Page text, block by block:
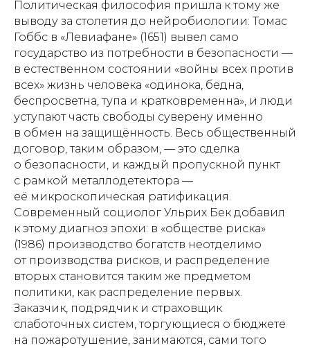
Политическая философия пришла к тому же
выводу за столетия до нейробиологии: Томас
Гоббс в «Левиафане» (1651) вывел само
государство из потребности в безопасности —
в естественном состоянии «войны всех против
всех» жизнь человека «одинока, бедна,
беспросветна, тупа и кратковременна», и люди
уступают часть свободы суверену именно
в обмен на защищённость. Весь общественный
договор, таким образом, — это сделка
о безопасности, и каждый пропускной пункт
с рамкой металлодетектора —
её микроскопическая ратификация.
Современный социолог Ульрих Бек добавил
к этому диагноз эпохи: в «обществе риска»
(1986) производство богатств неотделимо
от производства рисков, и распределение
вторых становится таким же предметом
политики, как распределение первых.
Заказчик, подрядчик и страховщик
слаботочных систем, торгующиеся о бюджете
на пожаротушение, занимаются, сами того